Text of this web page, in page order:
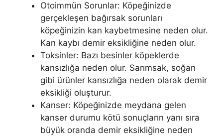
Otoimmün Sorunlar: Köpeğinizde
gerçekleşen bağırsak sorunları
köpeğinizin kan kaybetmesine neden olur.
Kan kaybı demir eksikliğine neden olur.
Toksinler: Bazı besinler köpeklerde
kansızlığa neden olur. Sarımsak, soğan
gibi ürünler kansızlığa neden olarak demir
eksikliği oluşturur.
Kanser: Köpeğinizde meydana gelen
kanser durumu kötü sonuçların yanı sıra
büyük oranda demir eksikliğine neden